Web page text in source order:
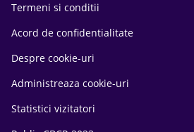
Termeni si conditii
Acord de confidentialitate
Despre cookie-uri
Administreaza cookie-uri
Statistici vizitatori